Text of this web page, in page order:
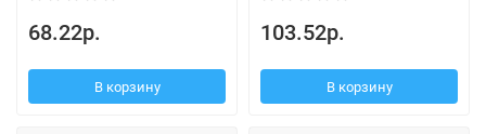
68.22р.
В корзину
103.52р.
В корзину